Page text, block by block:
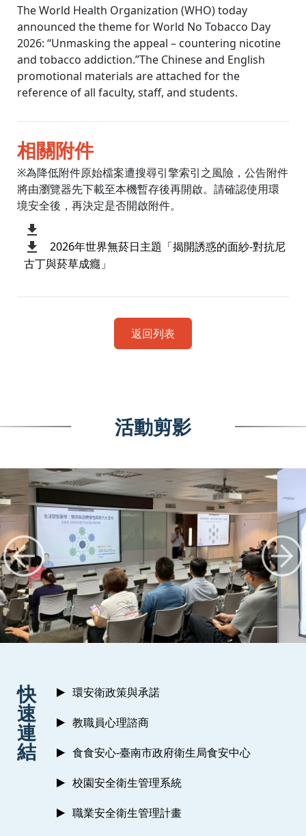
The World Health Organization (WHO) today
announced the theme for World No Tobacco Day
2026: “Unmasking the appeal – countering nicotine
and tobacco addiction.”The Chinese and English
promotional materials are attached for the
reference of all faculty, staff, and students.
相關附件
※為降低附件原始檔案遭搜尋引擎索引之風險，公告附件
將由瀏覽器先下載至本機暫存後再開啟。請確認使用環
境安全後，再決定是否開啟附件。
2026年世界無菸日主題「揭開誘惑的面紗-對抗尼
古丁與菸草成癮」
返回列表
活動剪影
:::
快
速
連
結
環安衛政策與承諾
教職員心理諮商
食食安心-臺南市政府衛生局食安中心
校園安全衛生管理系統
職業安全衛生管理計畫